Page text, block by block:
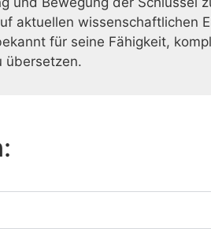
aktuellen wissenschaftlichen
für seine Fähigkeit,
übersetzen.